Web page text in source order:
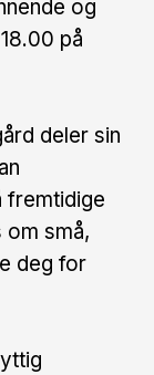
og
på
deler sin
fremtidige
om små,
deg for